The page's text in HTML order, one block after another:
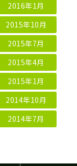
2016年1月
2015年10月
2015年7月
2015年4月
2015年1月
2014年10月
2014年7月